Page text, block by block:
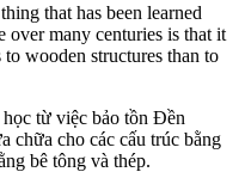
that has been learned
many centuries is that it
wooden structures than to
từ việc bảo tồn Đền
chữa cho các cấu trúc bằng
bê tông và thép.